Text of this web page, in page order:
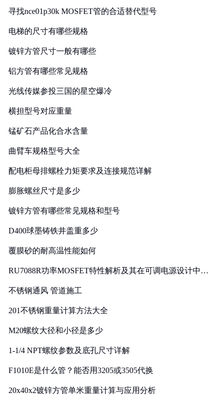
寻找nce01p30k MOSFET管的合适替代型号
电梯的尺寸有哪些规格
镀锌方管尺寸一般有哪些
铝方管有哪些常见规格
光线传媒参投三国的星空爆冷
横担型号对应重量
锰矿石产品化合水含量
曲臂车规格型号大全
配电柜母排螺栓力矩要求及连接规范详解
膨胀螺丝尺寸是多少
镀锌方管有哪些常见规格和型号
D400球墨铸铁井盖重多少
覆膜砂的耐高温性能如何
RU7088R功率MOSFET特性解析及其在可调电源设计中的
不锈钢通风 管道施工
201不锈钢重量计算方法大全
M20螺纹大径和小径是多少
1-1/4 NPT螺纹参数及底孔尺寸详解
F1010E是什么管？能否用3205或3505代换
20x40x2镀锌方管单米重量计算与应用分析